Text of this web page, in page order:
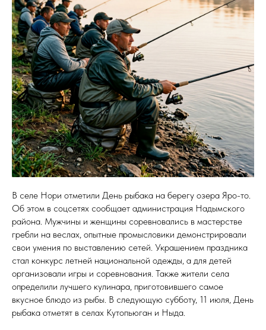
В селе Нори отметили День рыбака на берегу озера Яро-то.
Об этом в соцсетях сообщает администрация Надымского
района. Мужчины и женщины соревновались в мастерстве
гребли на веслах, опытные промысловики демонстрировали
свои умения по выставлению сетей. Украшением праздника
стал конкурс летней национальной одежды, а для детей
организовали игры и соревнования. Также жители села
определили лучшего кулинара, приготовившего самое
вкусное блюдо из рыбы. В следующую субботу, 11 июля, День
рыбака отметят в селах Кутопьюган и Ныда.